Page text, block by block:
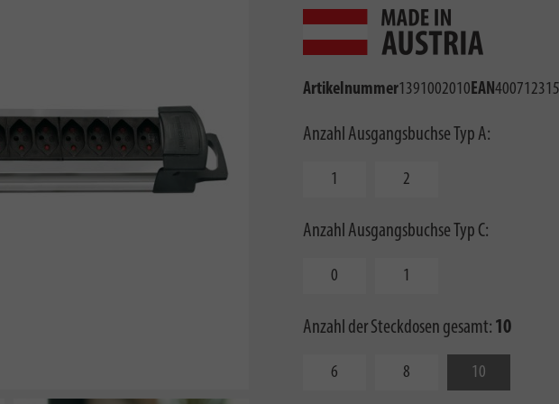
Artikelnummer1391002010EAN
Anzahl Ausgangsbuchse Typ A:
1 2
Anzahl Ausgangsbuchse Typ C:
0 1
Anzahl der Steckdosen gesamt: 10
6 8 10